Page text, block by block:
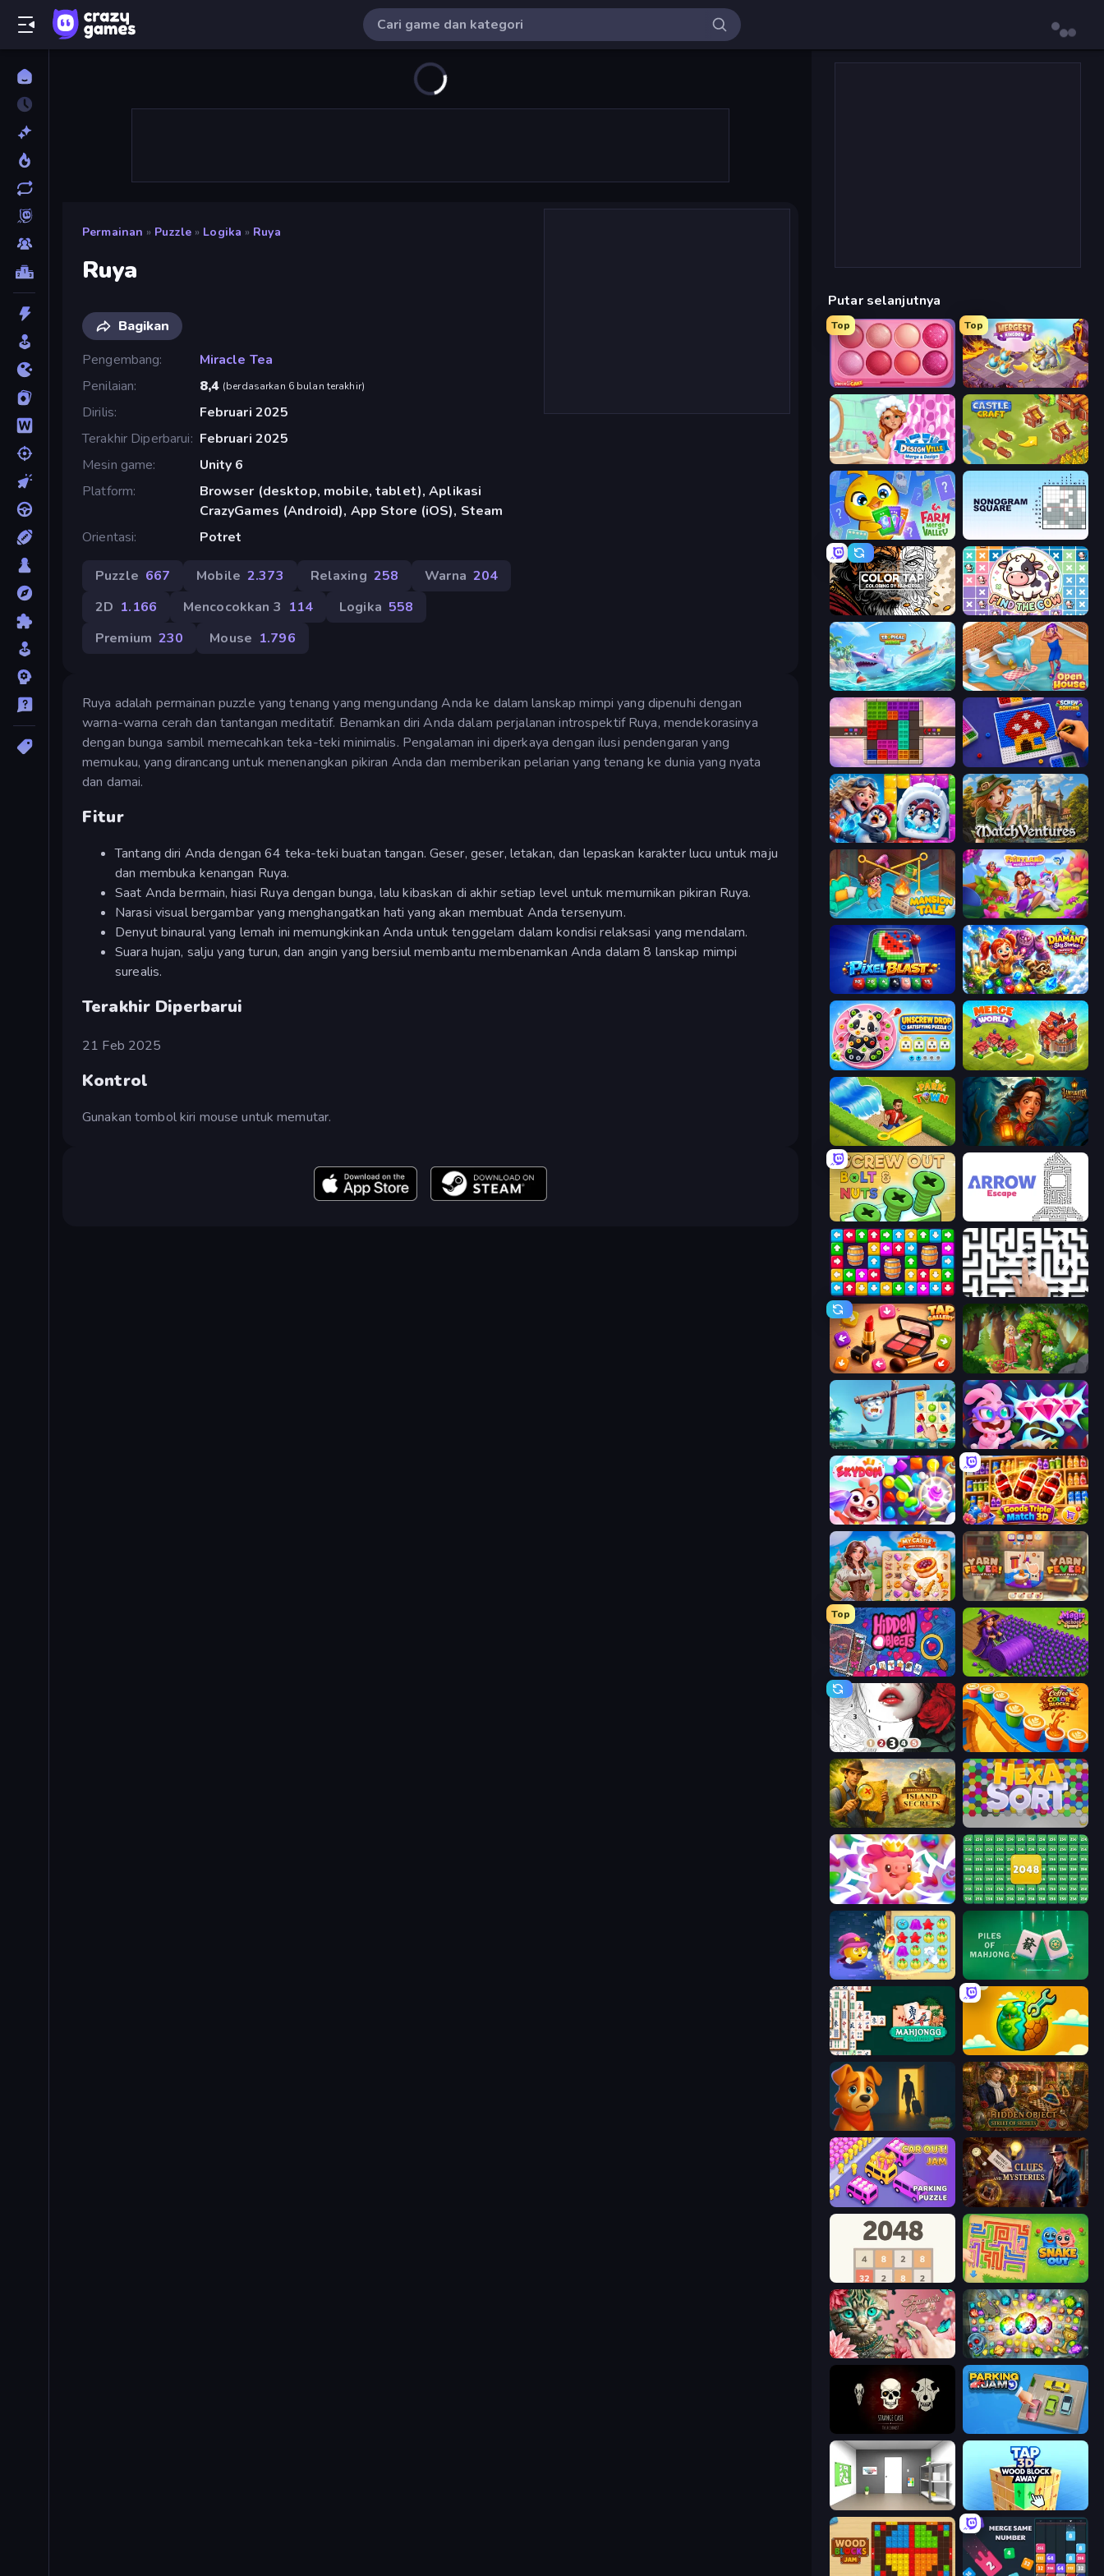
Permainan » Puzzle » Logika » Ruya
Ruya
Bagikan
Pengembang
Miracle Tea
Penilaian
8,4 (berdasarkan 6 bulan terakhir)
Dirilis
Februari 2025
Terakhir Diperbarui
Februari 2025
Mesin game
Unity 6
Platform
Browser (desktop, mobile, tablet), Aplikasi
CrazyGames (Android), App Store (iOS), Steam
Orientasi
Potret
Puzzle 667 Mobile 2.373 Relaxing 258 Warna 204
2D 1.166 Mencocokkan 3 114 Logika 558
Premium 230 Mouse 1.796
Ruya adalah permainan puzzle yang tenang yang mengundang Anda ke dalam lanskap mimpi yang dipenuhi dengan
warna-warna cerah dan tantangan meditatif. Benamkan diri Anda dalam perjalanan introspektif Ruya, mendekorasinya
dengan bunga sambil memecahkan teka-teki minimalis. Pengalaman ini diperkaya dengan ilusi pendengaran yang
memukau, yang dirancang untuk menenangkan pikiran Anda dan memberikan pelarian yang tenang ke dunia yang nyata
dan damai.
Fitur
Tantang diri Anda dengan 64 teka-teki buatan tangan. Geser, geser, letakan, dan lepaskan karakter lucu untuk maju
dan membuka kenangan Ruya.
Saat Anda bermain, hiasi Ruya dengan bunga, lalu kibaskan di akhir setiap level untuk memurnikan pikiran Ruya.
Narasi visual bergambar yang menghangatkan hati yang akan membuat Anda tersenyum.
Denyut binaural yang lemah ini memungkinkan Anda untuk tenggelam dalam kondisi relaksasi yang mendalam.
Suara hujan, salju yang turun, dan angin yang bersiul membantu membenamkan Anda dalam 8 lanskap mimpi
surealis.
Terakhir Diperbarui
21 Feb 2025
Kontrol
Gunakan tombol kiri mouse untuk memutar.
Putar selanjutnya
Top
Piece of Cake: Merge and Bake
Top
Mergest Kingdom
Designville: Merge & Design Castle Craft
Farm Merge Valley
Color Tap: Coloring by Numbers Find The Cow
Tropical Merge Open House
Color Cube Puzzle Screw Sorting
Captain Blast MatchVentures
Mansion Tale: Merge Secrets Fairyland Merge & Magic
Pixel Blast Diamant: Sky Stories Match 3
Unscrew Drop: Satisfying Puzzle Merge World
Park Town Lamplighter: Merge & Magic
Screw Out: Bolts and Nuts Arrow Escape
Tap Away Story Arrow Escape: Puzzle
Tap Gallery Northern Merge
Sugar Heroes Skydom: Reforged
Skydom Goods Triple Match 3D
My Castle: Merge & Story Yarn Fever! Unravel Puzzle
Top
Hidden Objects Magic School
Numicolor Coffee Color Blocks
Hidden Objects: Island Secrets
Match Arena 2048 Merge Blocks
Candy Riddles Piles of Mahjong
Mahjongg Solitaire Land Explorers: Merge & Build
Ranch Adventures Hidden Object: Street Of Secrets
Car OUT! Jam Parking Puzzle Hidden Object: Clues and Mysteries
2048 Snake Out: Maze Escape
Favorite Puzzles Forgotten Treasure 2
Paint Room Escape